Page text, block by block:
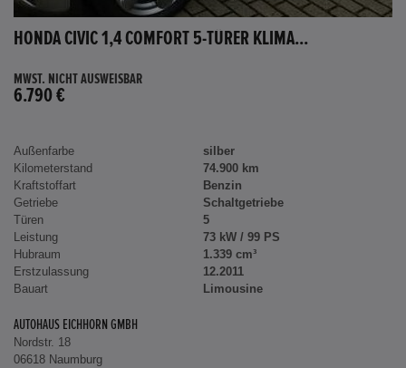
HONDA CIVIC 1,4 COMFORT 5-TÜRER KLIMA...
MWST. NICHT AUSWEISBAR
6.790 €
Außenfarbe
silber
Kilometerstand
74.900 km
Kraftstoffart
Benzin
Getriebe
Schaltgetriebe
Türen
5
Leistung
73 kW / 99 PS
Hubraum
1.339 cm³
Erstzulassung
12.2011
Bauart
Limousine
AUTOHAUS EICHHORN GMBH
Nordstr. 18
06618 Naumburg